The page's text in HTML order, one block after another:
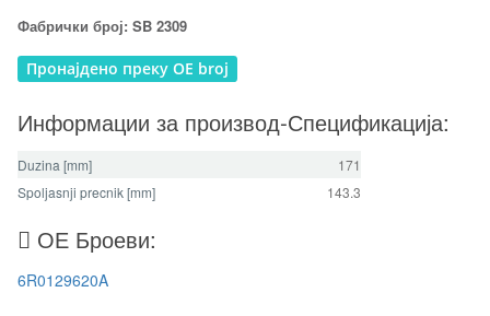
Фабрички број: SB 2309
Пронајдено преку OE broj
Информации за производ-Спецификација:
Duzina [mm]
171
Spoljasnji precnik [mm]
143.3
ОЕ Броеви:
6R0129620A